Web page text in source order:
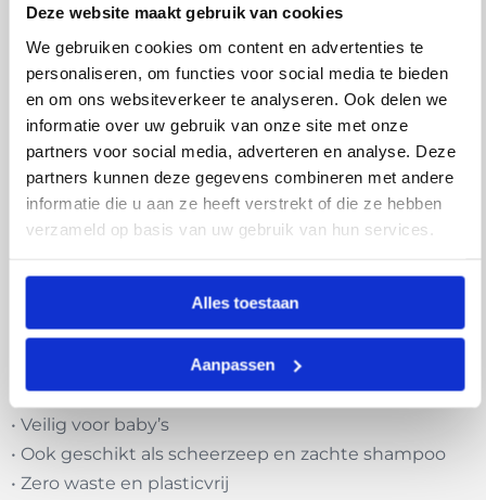
Deze website maakt gebruik van cookies
We gebruiken cookies om content en advertenties te
personaliseren, om functies voor social media te bieden
en om ons websiteverkeer te analyseren. Ook delen we
informatie over uw gebruik van onze site met onze
partners voor social media, adverteren en analyse. Deze
partners kunnen deze gegevens combineren met andere
informatie die u aan ze heeft verstrekt of die ze hebben
verzameld op basis van uw gebruik van hun services.
Alles toestaan
Aanpassen
De zeep schuimt romig en is veelzijdig in gebruik: als
handzeep, bodyzeep, scheerzeep en zelfs als milde
shampoo voor baby’s.
De vaste vorm maakt deze bar zuinig in gebruik en
volledig plasticvrij, waardoor je minder afval
produceert. De natuurlijke ingrediënten reinigen
zonder te irriteren en zijn ideaal voor dagelijks
gebruik. De bar is ambachtelijk vervaardigd volgens
eigenschappen optimaal behouden blijven.
Voordelen
• Parfumvrij en geschikt voor gevoelige huid
• Hydraterend door sheaboter en cacaoboter
• Veilig voor baby’s
• Ook geschikt als scheerzeep en zachte shampoo
• Zero waste en plasticvrij